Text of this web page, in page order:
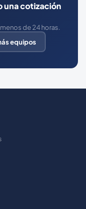
una cotización
de 24 horas.
equipos